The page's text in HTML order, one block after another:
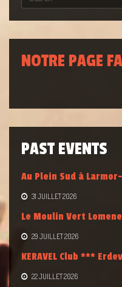
NOTRE PAGE
PAST EVENTS
Au Plein Sud à
31 JUILLET 2026
Le Moulin Vert
29 JUILLET 2026
KERAVEL Club ***
22 JUILLET 2026